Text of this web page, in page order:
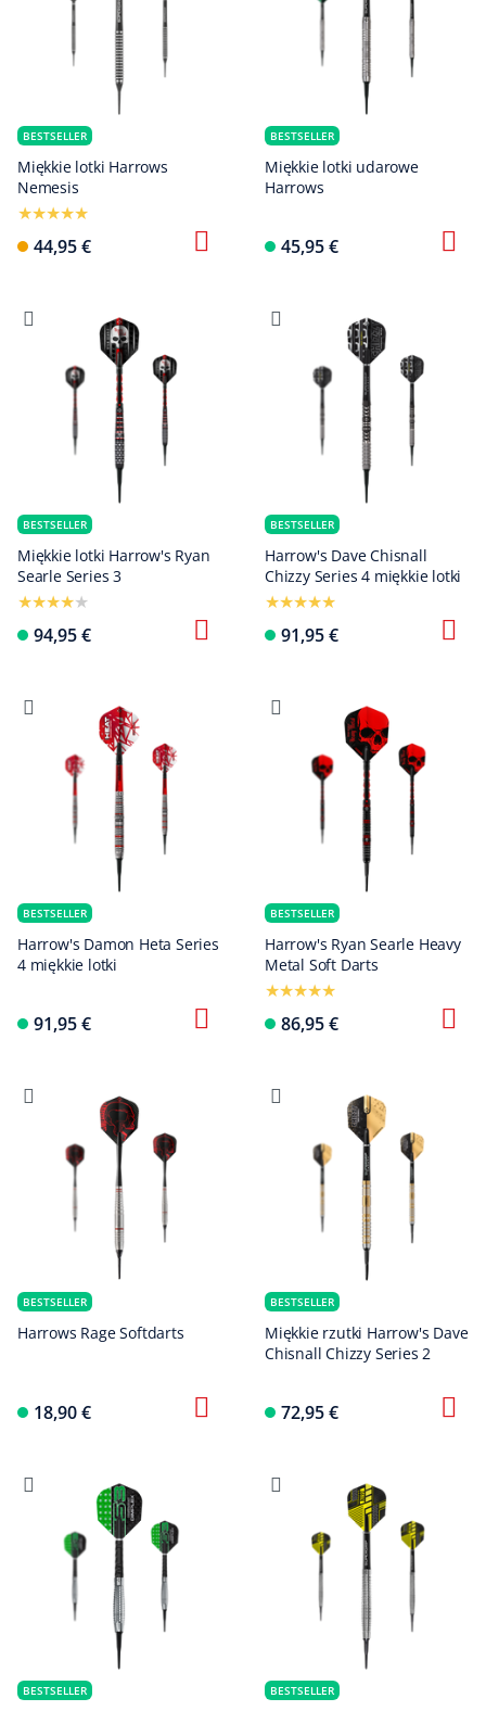
BESTSELLER
Miękkie lotki Harrows
Nemesis
44,95 €
BESTSELLER
Miękkie lotki udarowe
Harrows
45,95 €
BESTSELLER
Miękkie lotki Harrow's Ryan
Searle Series 3
94,95 €
BESTSELLER
Harrow's Dave Chisnall
Chizzy Series 4 miękkie lotki
91,95 €
BESTSELLER
Harrow's Damon Heta Series
4 miękkie lotki
91,95 €
BESTSELLER
Harrow's Ryan Searle Heavy
Metal Soft Darts
86,95 €
BESTSELLER
Harrows Rage Softdarts
18,90 €
BESTSELLER
Miękkie rzutki Harrow's Dave
Chisnall Chizzy Series 2
72,95 €
BESTSELLER BESTSELLER